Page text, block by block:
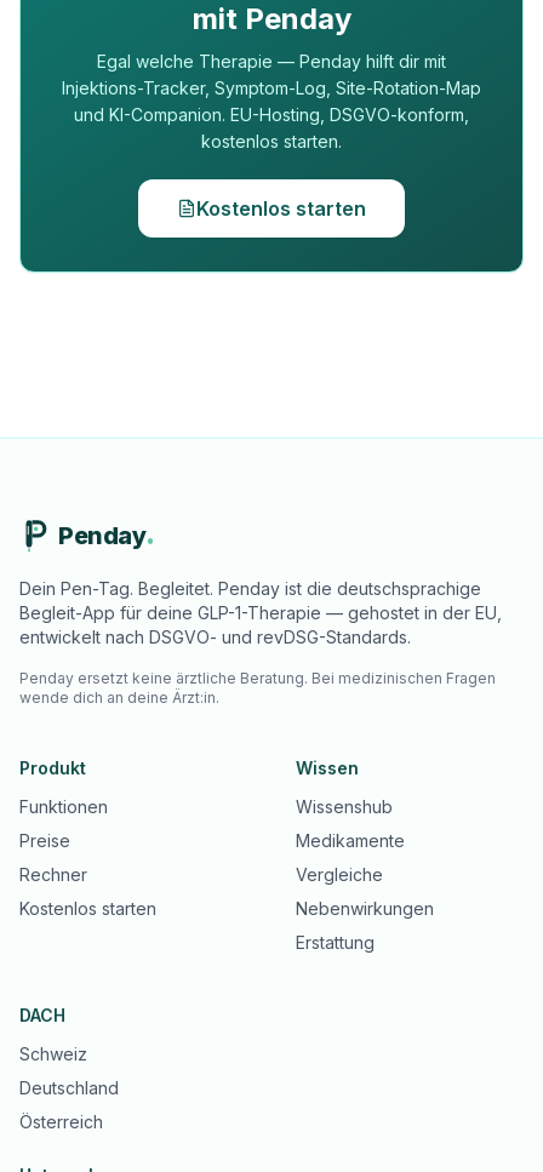
mit Penday
Egal welche Therapie — Penday hilft dir mit
Injektions-Tracker, Symptom-Log, Site-Rotation-Map
und KI-Companion. EU-Hosting, DSGVO-konform,
kostenlos starten.
Kostenlos starten
Penday
Dein Pen-Tag. Begleitet. Penday ist die deutschsprachige
Begleit-App für deine GLP-1-Therapie — gehostet in der EU,
entwickelt nach DSGVO- und revDSG-Standards.
Penday ersetzt keine ärztliche Beratung. Bei medizinischen Fragen
wende dich an deine Ärzt:in.
Produkt
Funktionen
Preise
Rechner
Kostenlos starten
Wissen
Wissenshub
Medikamente
Vergleiche
Nebenwirkungen
Erstattung
DACH
Schweiz
Deutschland
Österreich